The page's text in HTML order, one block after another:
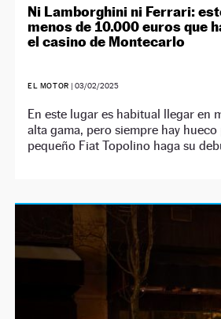
Ni Lamborghini ni Ferrari:
menos de 10.000 euros que
el casino de Montecarlo
EL MOTOR | 03/02/2025
En este lugar es habitual llegar en
alta gama, pero siempre hay hueco
pequeño Fiat Topolino haga su